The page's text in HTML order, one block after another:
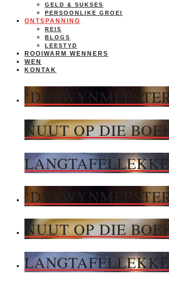
GELD & SUKSES
PERSOONLIKE GROEI
ONTSPANNING
REIS
BLOGS
LEESTYD
ROOIWARM WENNERS
WEN
KONTAK
‘DIE
NUUT OP DIE
‘DIE
NUUT OP DIE